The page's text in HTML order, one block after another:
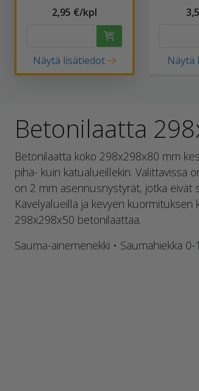
2,95 €/kpl
Näytä lisätiedot Näytä
Betonilaatta
Betonilaatta koko 298x298x80 mm
piha- kuin katualueillekin. Valittavissa
on 2 mm asennusnystyrät, jotka eivät
Kävelyalueilla ja kevyen
298x298x50 betonilaattaa.
Sauma-ainemenekki • Saumahiekka